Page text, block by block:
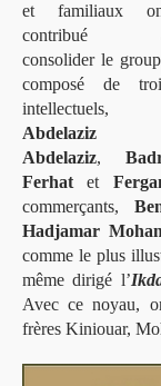
et familiaux
contribué
consolider le
composé de
intellectuels,
Abdelaziz
Abdelaziz,
Ferhat et
commerçants,
Hadjamar
comme le plus
même dirigé l’
Avec ce noyau,
frères Kiniouar,